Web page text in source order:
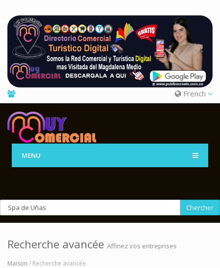
French
MENU
Chercher
Recherche avancée Affinez vos entreprises
Maison / Recherche avancée